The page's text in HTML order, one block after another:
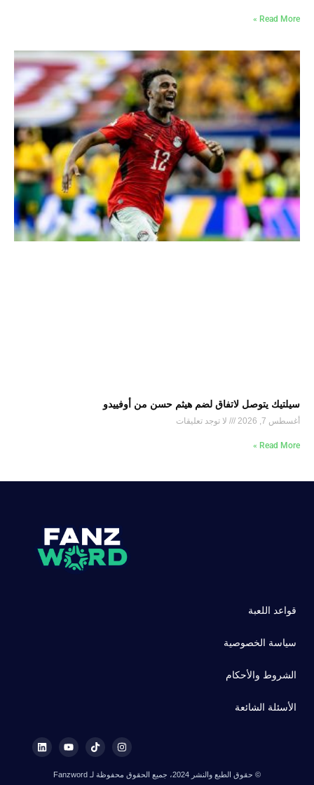
Read More »
سيلتيك يتوصل لاتفاق لضم هيثم حسن من أوفييدو
أغسطس 7, 2026 لا توجد تعليقات
Read More »
قواعد اللعبة
سياسة الخصوصية
الشروط والأحكام
الأسئلة الشائعة
© حقوق الطبع والنشر 2024، جميع الحقوق محفوظة لـ Fanzword